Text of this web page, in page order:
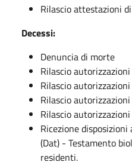
Rilascio attestazioni
Decessi:
Denuncia di morte
Rilascio
Rilascio
Rilascio
Rilascio
Ricezione
(Dat) - Testamento
residenti.